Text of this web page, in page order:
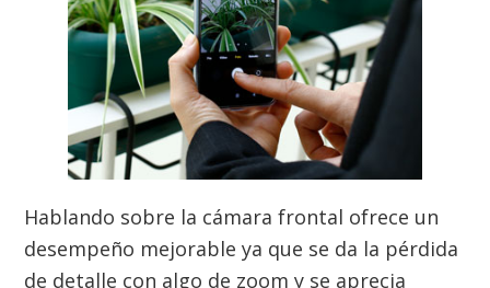
Hablando sobre la cámara frontal ofrece un
desempeño mejorable ya que se da la pérdida
de detalle con algo de zoom y se aprecia